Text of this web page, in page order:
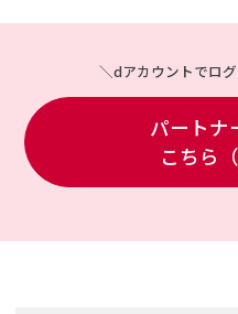
＼dアカウントでロ
パートナ
こちら